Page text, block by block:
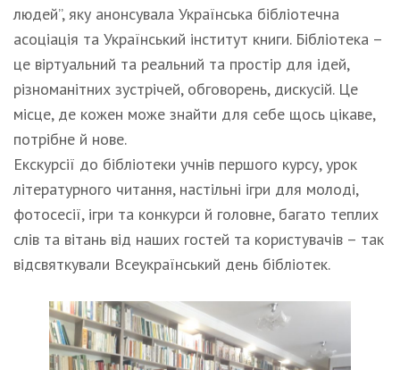
людей”, яку анонсувала Українська бібліотечна
асоціація та Український інститут книги. Бібліотека –
це віртуальний та реальний та простір для ідей,
різноманітних зустрічей, обговорень, дискусій. Це
місце, де кожен може знайти для себе щось цікаве,
потрібне й нове.
Екскурсії до бібліотеки учнів першого курсу, урок
літературного читання, настільні ігри для молоді,
фотосесії, ігри та конкурси й головне, багато теплих
слів та вітань від наших гостей та користувачів – так
відсвяткували Всеукраїнський день бібліотек.